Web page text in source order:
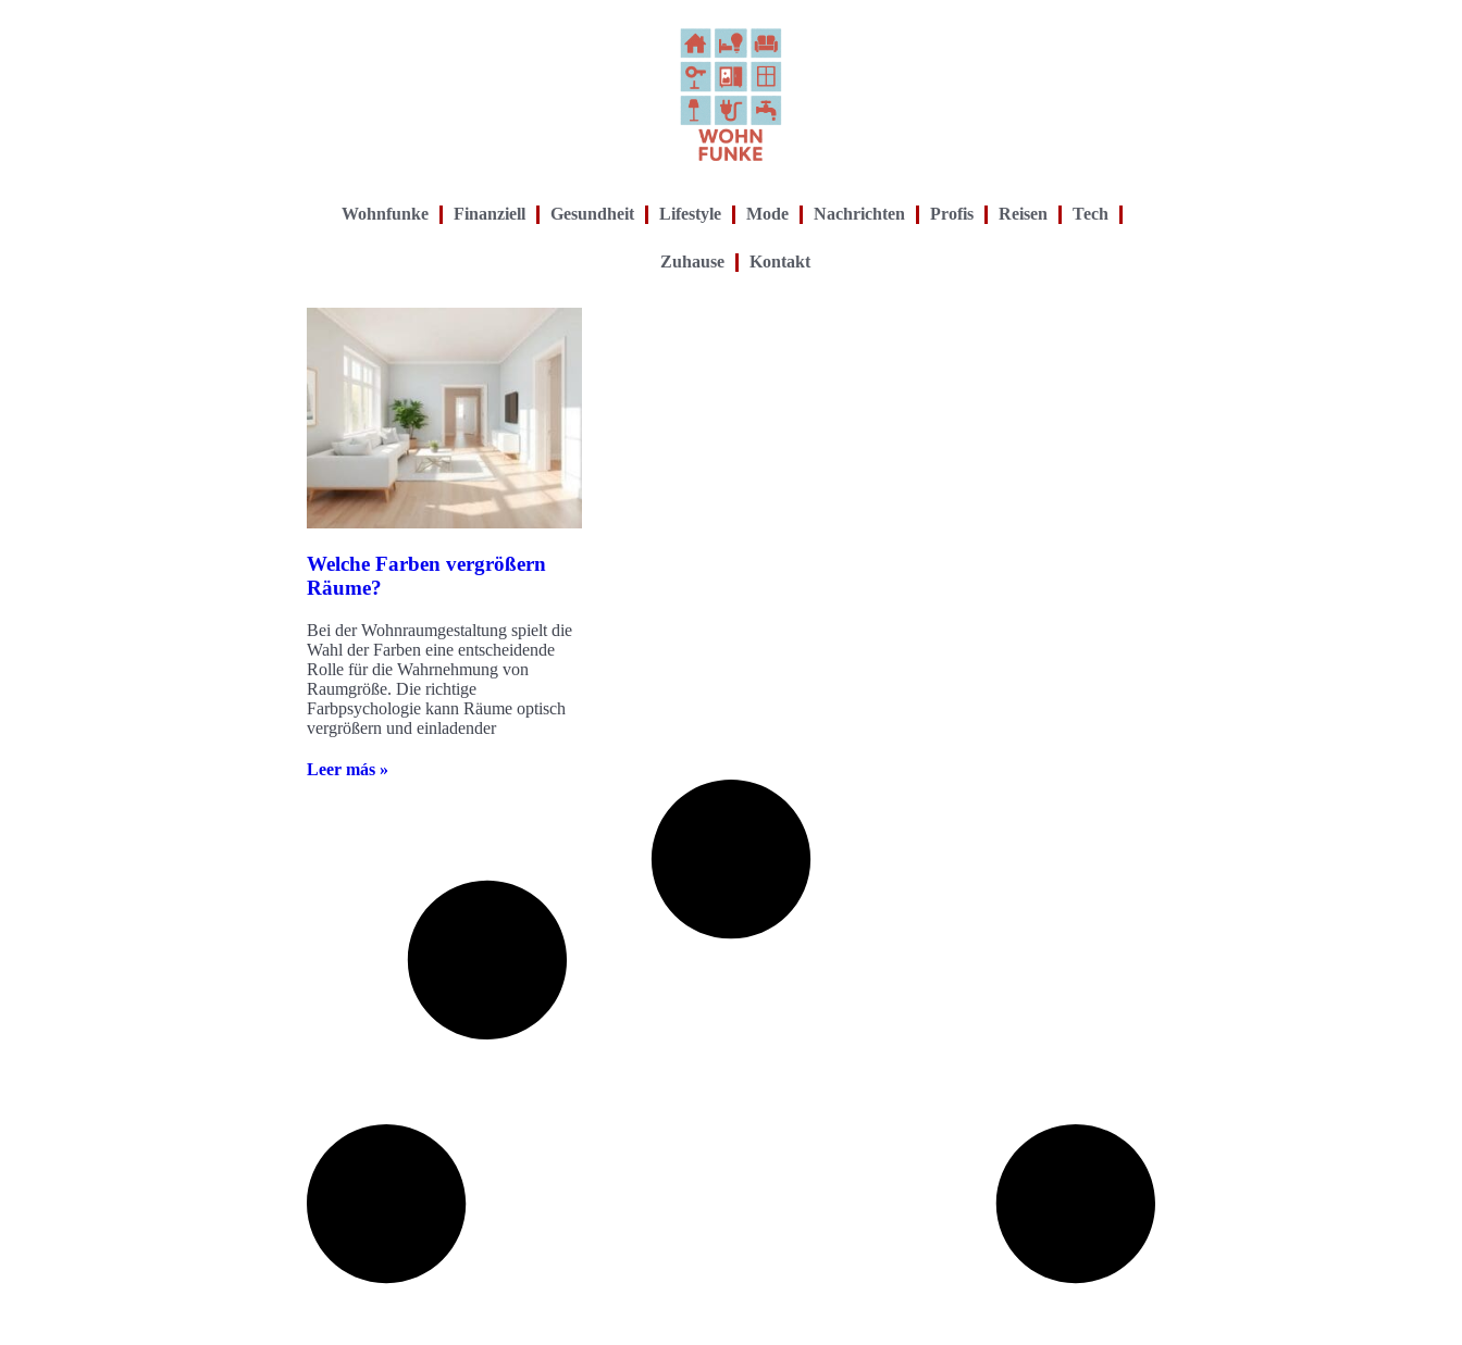
Wohnfunke Finanziell Gesundheit Lifestyle Mode Nachrichten Profis Reisen Tech
Zuhause Kontakt
Welche Farben vergrößern
Räume?
Bei der Wohnraumgestaltung spielt die
Wahl der Farben eine entscheidende
Rolle für die Wahrnehmung von
Raumgröße. Die richtige
Farbpsychologie kann Räume optisch
vergrößern und einladender
Leer más »